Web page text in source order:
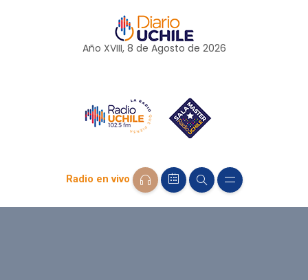
Año XVIII, 8 de Agosto de 2026
Radio en vivo